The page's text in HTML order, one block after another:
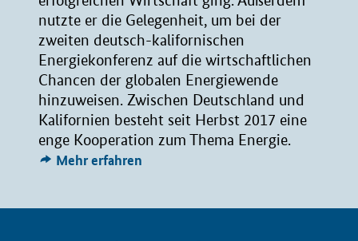
nutzte er die Gelegenheit, um bei der
zweiten deutsch-kalifornischen
Energiekonferenz auf die wirtschaftlichen
Chancen der globalen Energiewende
hinzuweisen. Zwischen Deutschland und
Kalifornien besteht seit Herbst 2017 eine
enge Kooperation zum Thema Energie.
Mehr erfahren